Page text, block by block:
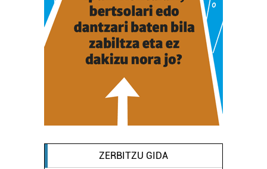
ZERBITZU GIDA